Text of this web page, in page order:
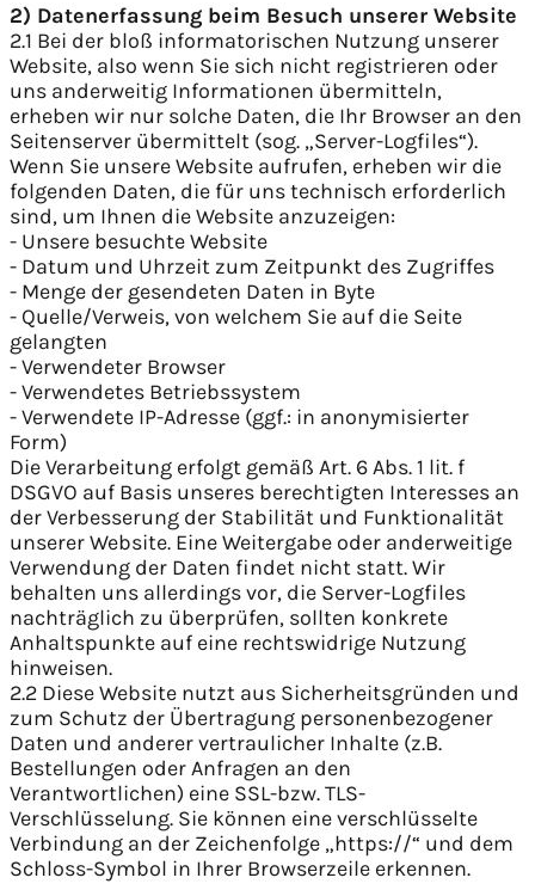
2) Datenerfassung beim Besuch unserer Website
2.1 Bei der bloß informatorischen Nutzung unserer
Website, also wenn Sie sich nicht registrieren oder
uns anderweitig Informationen übermitteln,
erheben wir nur solche Daten, die Ihr Browser an den
Seitenserver übermittelt (sog. „Server-Logfiles“).
Wenn Sie unsere Website aufrufen, erheben wir die
folgenden Daten, die für uns technisch erforderlich
sind, um Ihnen die Website anzuzeigen:
- Unsere besuchte Website
- Datum und Uhrzeit zum Zeitpunkt des Zugriffes
- Menge der gesendeten Daten in Byte
- Quelle/Verweis, von welchem Sie auf die Seite
gelangten
- Verwendeter Browser
- Verwendetes Betriebssystem
- Verwendete IP-Adresse (ggf.: in anonymisierter
Form)
Die Verarbeitung erfolgt gemäß Art. 6 Abs. 1 lit. f
DSGVO auf Basis unseres berechtigten Interesses an
der Verbesserung der Stabilität und Funktionalität
unserer Website. Eine Weitergabe oder anderweitige
Verwendung der Daten findet nicht statt. Wir
behalten uns allerdings vor, die Server-Logfiles
nachträglich zu überprüfen, sollten konkrete
Anhaltspunkte auf eine rechtswidrige Nutzung
hinweisen.
2.2 Diese Website nutzt aus Sicherheitsgründen und
zum Schutz der Übertragung personenbezogener
Daten und anderer vertraulicher Inhalte (z.B.
Bestellungen oder Anfragen an den
Verantwortlichen) eine SSL-bzw. TLS-
Verschlüsselung. Sie können eine verschlüsselte
Verbindung an der Zeichenfolge „https://“ und dem
Schloss-Symbol in Ihrer Browserzeile erkennen.